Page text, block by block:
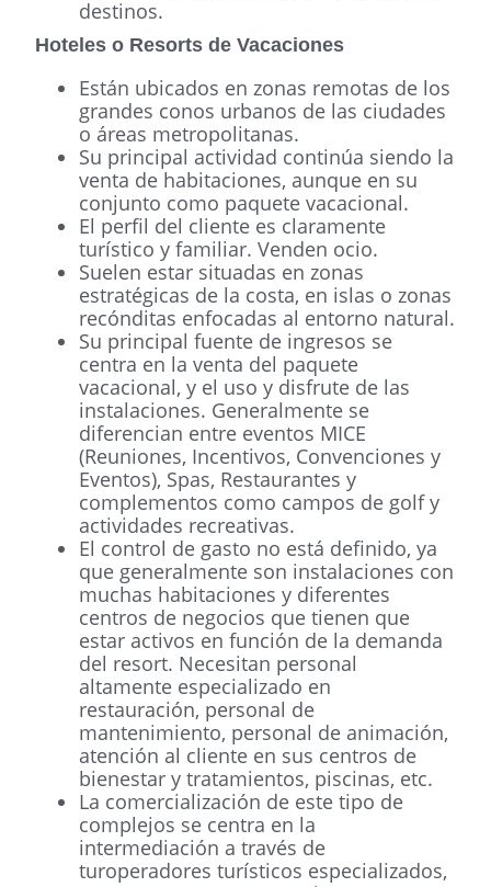
destinos.
Hoteles o Resorts de Vacaciones
Están ubicados en zonas remotas de los
grandes conos urbanos de las ciudades
o áreas metropolitanas.
Su principal actividad continúa siendo la
venta de habitaciones, aunque en su
conjunto como paquete vacacional.
El perfil del cliente es claramente
turístico y familiar. Venden ocio.
Suelen estar situadas en zonas
estratégicas de la costa, en islas o zonas
recónditas enfocadas al entorno natural.
Su principal fuente de ingresos se
centra en la venta del paquete
vacacional, y el uso y disfrute de las
instalaciones. Generalmente se
diferencian entre eventos MICE
(Reuniones, Incentivos, Convenciones y
Eventos), Spas, Restaurantes y
complementos como campos de golf y
actividades recreativas.
El control de gasto no está definido, ya
que generalmente son instalaciones con
muchas habitaciones y diferentes
centros de negocios que tienen que
estar activos en función de la demanda
del resort. Necesitan personal
altamente especializado en
restauración, personal de
mantenimiento, personal de animación,
atención al cliente en sus centros de
bienestar y tratamientos, piscinas, etc.
La comercialización de este tipo de
complejos se centra en la
intermediación a través de
turoperadores turísticos especializados,